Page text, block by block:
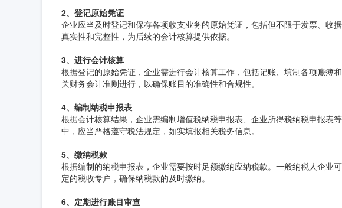
2、登记原始凭证
企业应当及时登记和保存各项收支业务的原始凭证，包括但不限于发票、收
真实性和完整性，为后续的会计核算提供依据。
3、进行会计核算
根据登记的原始凭证，企业需进行会计核算工作，包括记账、填制各项账簿
关财务会计准则进行，以确保账目的准确性和合规性。
4、编制纳税申报表
根据会计核算结果，企业需编制增值税纳税申报表、企业所得税纳税申报表
中，应当严格遵守税法规定，如实填报相关税务信息。
5、缴纳税款
根据编制的纳税申报表，企业需要按时足额缴纳应纳税款。一般纳税人企业
定的税收专户，确保纳税款的及时缴纳。
6、定期进行账目审查